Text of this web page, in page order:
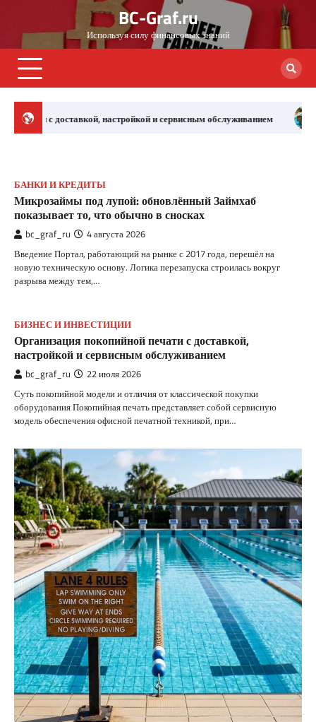
content
BC-Graf.ru
Используя силу финансовых знаний
и сервисным обслуживанием Правила разовых
БАНКИ И КРЕДИТЫ
Микрозаймы под лупой: обновлённый Займхаб
показывает то, что обычно в сносках
bc_graf_ru 4 августа 2026
Введение Портал, работающий на рынке с 2017 года, перешёл на
новую техническую основу. Логика перезапуска строилась вокруг
разрыва между тем,…
БИЗНЕС И ИНВЕСТИЦИИ
Организация покопийной печати с доставкой,
настройкой и сервисным обслуживанием
bc_graf_ru 22 июля 2026
Суть покопийной модели и отличия от классической покупки
оборудования Покопийная печать представляет собой сервисную
модель обеспечения офисной печатной техникой, при…